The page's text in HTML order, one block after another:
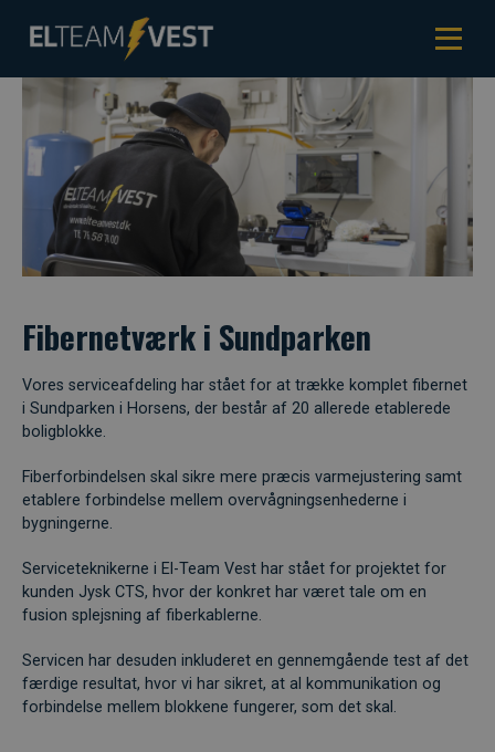
Fibernetværk i Sundparken
Vores serviceafdeling har stået for at trække komplet fibernet
i Sundparken i Horsens, der består af 20 allerede etablerede
boligblokke.
Fiberforbindelsen skal sikre mere præcis varmejustering samt
etablere forbindelse mellem overvågningsenhederne i
bygningerne.
Serviceteknikerne i El-Team Vest har stået for projektet for
kunden Jysk CTS, hvor der konkret har været tale om en
fusion splejsning af fiberkablerne.
Servicen har desuden inkluderet en gennemgående test af det
færdige resultat, hvor vi har sikret, at al kommunikation og
forbindelse mellem blokkene fungerer, som det skal.